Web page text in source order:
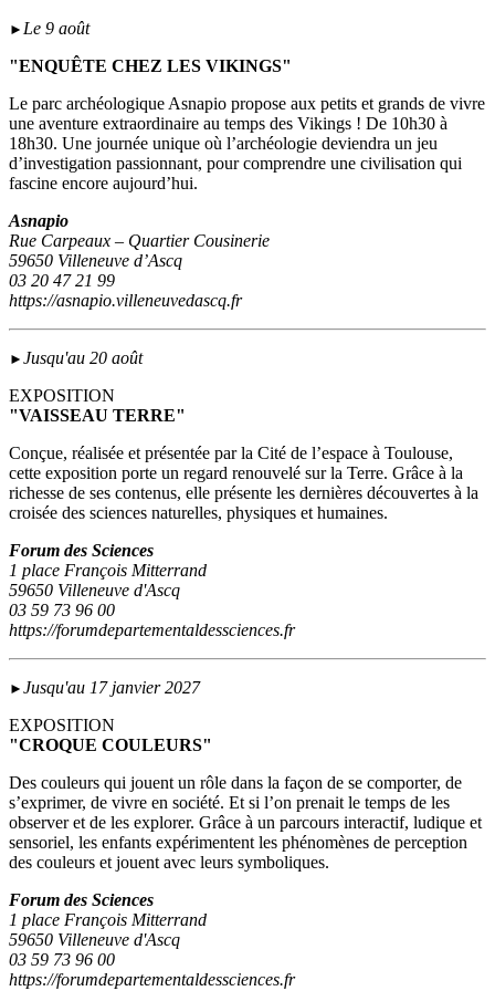
► Le 9 août
"ENQUÊTE CHEZ LES VIKINGS"
Le parc archéologique Asnapio propose aux petits et grands de vivre
une aventure extraordinaire au temps des Vikings ! De 10h30 à
18h30. Une journée unique où l’archéologie deviendra un jeu
d’investigation passionnant, pour comprendre une civilisation qui
fascine encore aujourd’hui.
Asnapio
Rue Carpeaux – Quartier Cousinerie
59650 Villeneuve d’Ascq
03 20 47 21 99
https://asnapio.villeneuvedascq.fr
► Jusqu'au 20 août
EXPOSITION
"VAISSEAU TERRE"
Conçue, réalisée et présentée par la Cité de l’espace à Toulouse,
cette exposition porte un regard renouvelé sur la Terre. Grâce à la
richesse de ses contenus, elle présente les dernières découvertes à la
croisée des sciences naturelles, physiques et humaines.
Forum des Sciences
1 place François Mitterrand
59650 Villeneuve d'Ascq
03 59 73 96 00
https://forumdepartementaldessciences.fr
► Jusqu'au 17 janvier 2027
EXPOSITION
"CROQUE COULEURS"
Des couleurs qui jouent un rôle dans la façon de se comporter, de
s’exprimer, de vivre en société. Et si l’on prenait le temps de les
observer et de les explorer. Grâce à un parcours interactif, ludique et
sensoriel, les enfants expérimentent les phénomènes de perception
des couleurs et jouent avec leurs symboliques.
Forum des Sciences
1 place François Mitterrand
59650 Villeneuve d'Ascq
03 59 73 96 00
https://forumdepartementaldessciences.fr